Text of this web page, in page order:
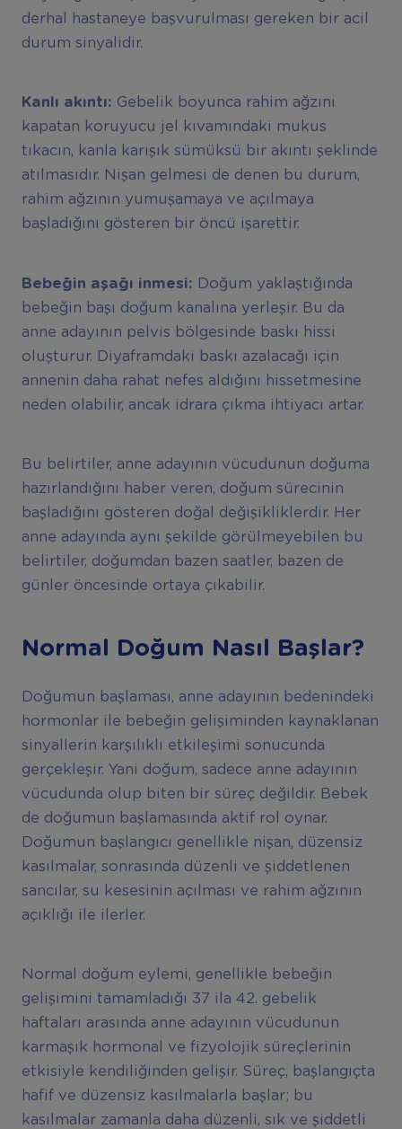
derhal hastaneye başvurulması gereken bir acil
durum sinyalidir.
Kanlı akıntı: Gebelik boyunca rahim ağzını
kapatan koruyucu jel kıvamındaki mukus
tıkacın, kanla karışık sümüksü bir akıntı şeklinde
atılmasıdır. Nişan gelmesi de denen bu durum,
rahim ağzının yumuşamaya ve açılmaya
başladığını gösteren bir öncü işarettir.
Bebeğin aşağı inmesi: Doğum yaklaştığında
bebeğin başı doğum kanalına yerleşir. Bu da
anne adayının pelvis bölgesinde baskı hissi
oluşturur. Diyaframdaki baskı azalacağı için
annenin daha rahat nefes aldığını hissetmesine
neden olabilir, ancak idrara çıkma ihtiyacı artar.
Bu belirtiler, anne adayının vücudunun doğuma
hazırlandığını haber veren, doğum sürecinin
başladığını gösteren doğal değişikliklerdir. Her
anne adayında aynı şekilde görülmeyebilen bu
belirtiler, doğumdan bazen saatler, bazen de
günler öncesinde ortaya çıkabilir.
Normal Doğum Nasıl Başlar?
Doğumun başlaması, anne adayının bedenindeki
hormonlar ile bebeğin gelişiminden kaynaklanan
sinyallerin karşılıklı etkileşimi sonucunda
gerçekleşir. Yani doğum, sadece anne adayının
vücudunda olup biten bir süreç değildir. Bebek
de doğumun başlamasında aktif rol oynar.
Doğumun başlangıcı genellikle nişan, düzensiz
kasılmalar, sonrasında düzenli ve şiddetlenen
sancılar, su kesesinin açılması ve rahim ağzının
açıklığı ile ilerler.
Normal doğum eylemi, genellikle bebeğin
gelişimini tamamladığı 37 ila 42. gebelik
haftaları arasında anne adayının vücudunun
karmaşık hormonal ve fizyolojik süreçlerinin
etkisiyle kendiliğinden gelişir. Süreç, başlangıçta
hafif ve düzensiz kasılmalarla başlar; bu
kasılmalar zamanla daha düzenli, sık ve şiddetli